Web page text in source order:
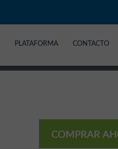
PLATAFORMA CONTACTO
COMPRAR